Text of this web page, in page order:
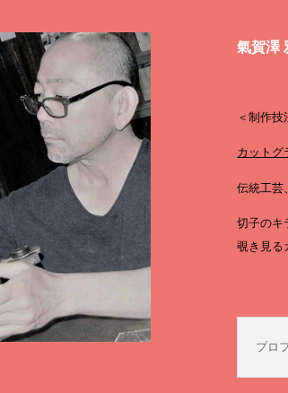
氣賀澤
＜制作技
カットグ
伝統工芸
切子のキ
覗き見る
プロ